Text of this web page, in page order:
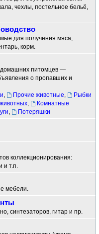
чехлы, постельное бельё,
для получения мяса,
корм.
домашних питомцев —
о пропавших и
, Прочие животные,
Рыбки
,
Комнатные
, Потеряшки
коллекционирования:
и т.п.
мебели.
синтезаторов, гитар и пр.